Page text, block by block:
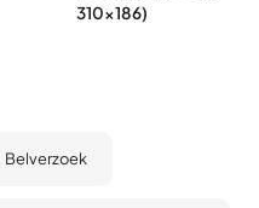
310x186)
Belverzoek